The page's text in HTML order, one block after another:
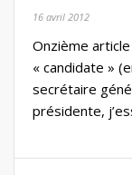
16 avril 2012
Onzième
« candidate »
secrétaire
présidente,